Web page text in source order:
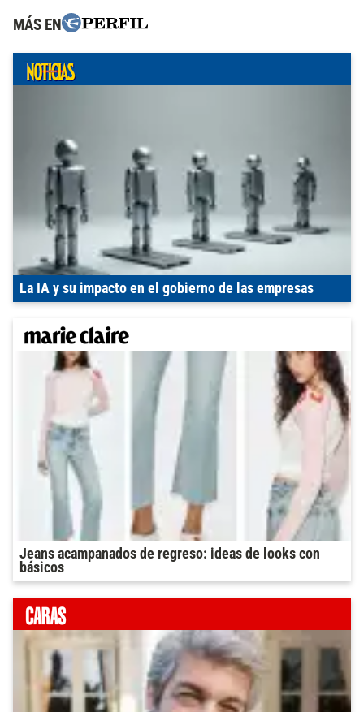
MÁS EN
La IA y su impacto en el gobierno de las empresas
Jeans acampanados de regreso: ideas de looks con
básicos